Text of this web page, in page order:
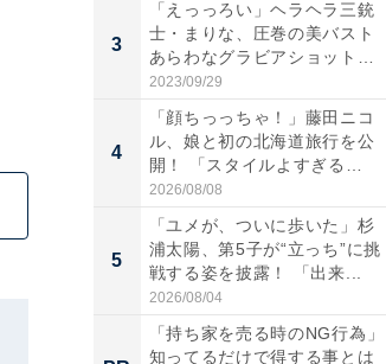
3
「えっっろい」ヘラヘラ三銃
士・まりな、圧巻の美バスト
あらわなグラビアショット公
開...
2023/09/29
4
「顔ちっっちゃ！」藤田ニコ
ル、娘と初の北海道旅行を公
開！ 「スタイルよすぎる
よ〜...
2026/08/08
5
「ユメが、ついに歩いた」杉
浦太陽、第5子が“立っち”に挑
戦する姿を披露！ 「出来...
2026/08/04
「持ち家を売る時のNG行為」
知ってるだけで得する事とは